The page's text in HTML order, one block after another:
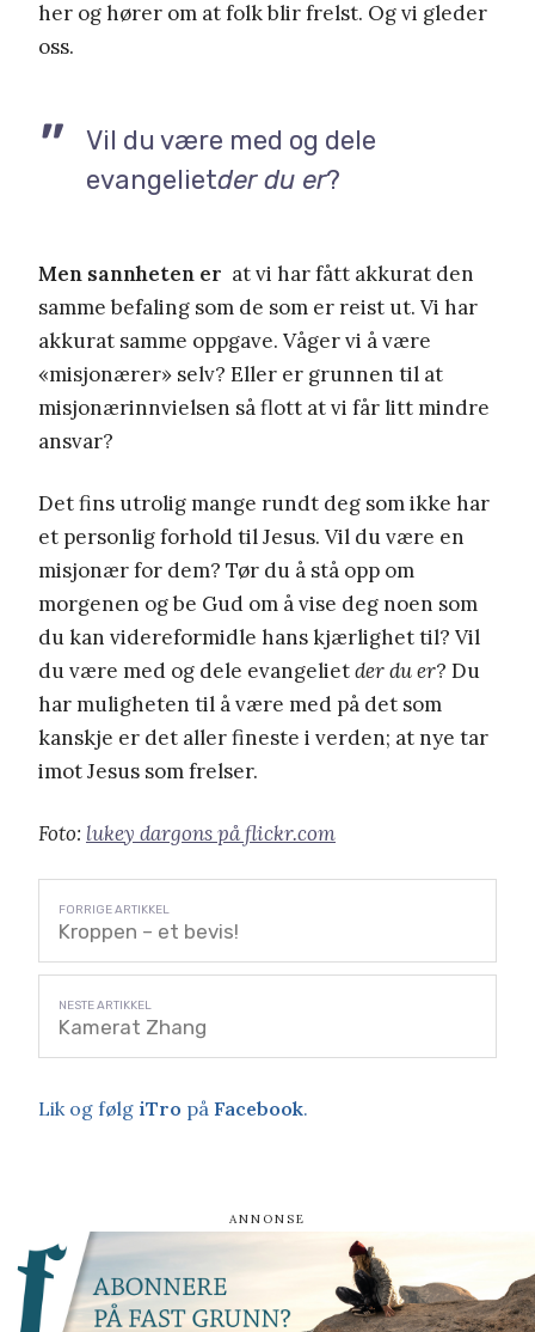
her og hører om at folk blir frelst. Og vi gleder
oss.
Vil du være med og dele
evangelietder du er?
Men sannheten er at vi har fått akkurat den
samme befaling som de som er reist ut. Vi har
akkurat samme oppgave. Våger vi å være
«misjonærer» selv? Eller er grunnen til at
misjonærinnvielsen så flott at vi får litt mindre
ansvar?
Det fins utrolig mange rundt deg som ikke har
et personlig forhold til Jesus. Vil du være en
misjonær for dem? Tør du å stå opp om
morgenen og be Gud om å vise deg noen som
du kan videreformidle hans kjærlighet til? Vil
du være med og dele evangelietder du er? Du
har muligheten til å være med på det som
kanskje er det aller fineste i verden; at nye tar
imot Jesus som frelser.
Foto: lukey dargons på flickr.com
Kroppen – et bevis!
Kamerat Zhang
Lik og følg iTro på Facebook.